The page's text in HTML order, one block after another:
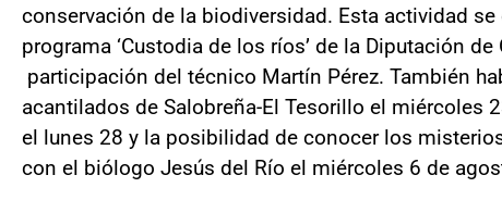
conservación de la biodiversidad. Esta actividad
programa ‘Custodia de los ríos’ de la Diputación
participación del técnico Martín Pérez. También
acantilados de Salobreña-El Tesorillo el miércoles
el lunes 28 y la posibilidad de conocer los
con el biólogo Jesús del Río el miércoles 6 de